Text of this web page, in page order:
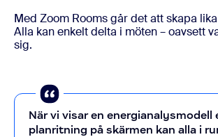
Med Zoom Rooms går det att skapa
Alla kan enkelt delta i möten – oavsett
sig.
När vi visar en energianalysmodell
planritning på skärmen kan alla i